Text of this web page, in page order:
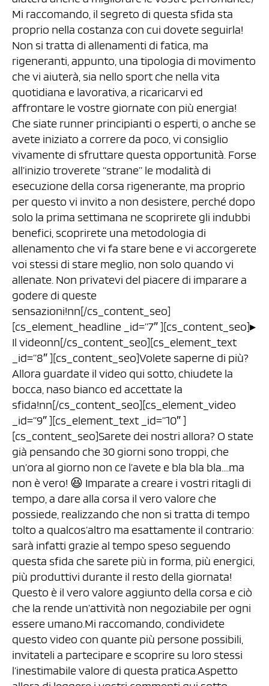
Mi raccomando, il segreto di questa sfida sta
proprio nella costanza con cui dovete seguirla!
Non si tratta di allenamenti di fatica, ma
rigeneranti, appunto, una tipologia di movimento
che vi aiuterà, sia nello sport che nella vita
quotidiana e lavorativa, a ricaricarvi ed
affrontare le vostre giornate con più energia!
Che siate runner principianti o esperti, o anche se
avete iniziato a correre da poco, vi consiglio
vivamente di sfruttare questa opportunità. Forse
all’inizio troverete “strane” le modalità di
esecuzione della corsa rigenerante, ma proprio
per questo vi invito a non desistere, perché dopo
solo la prima settimana ne scoprirete gli indubbi
benefici, scoprirete una metodologia di
allenamento che vi fa stare bene e vi accorgerete
voi stessi di stare meglio, non solo quando vi
allenate. Non privatevi del piacere di imparare a
godere di queste
sensazioni!nn[/cs_content_seo]
[cs_element_headline _id=”7″ ][cs_content_seo]▸
Il videonn[/cs_content_seo][cs_element_text
_id=”8″ ][cs_content_seo]Volete saperne di più?
Allora guardate il video qui sotto, chiudete la
bocca, naso bianco ed accettate la
sfida!nn[/cs_content_seo][cs_element_video
_id=”9″ ][cs_element_text _id=”10″ ]
[cs_content_seo]Sarete dei nostri allora? O state
già pensando che 30 giorni sono troppi, che
un’ora al giorno non ce l’avete e bla bla bla….ma
non è vero! 😆 Imparate a creare i vostri ritagli di
tempo, a dare alla corsa il vero valore che
possiede, realizzando che non si tratta di tempo
tolto a qualcos’altro ma esattamente il contrario:
sarà infatti grazie al tempo speso seguendo
questa sfida che sarete più in forma, più energici,
più produttivi durante il resto della giornata!
Questo è il vero valore aggiunto della corsa e ciò
che la rende un’attività non negoziabile per ogni
essere umano.Mi raccomando, condividete
questo video con quante più persone possibili,
invitateli a partecipare e scoprire su loro stessi
l’inestimabile valore di questa pratica.Aspetto